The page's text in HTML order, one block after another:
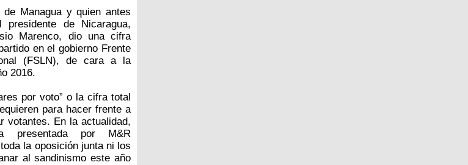
Managua y quien antes
de Nicaragua,
Marenco, dio una cifra
en el gobierno Frente
(FSLN), de cara a la
2016.
por voto” o la cifra total
para hacer frente a
votantes. En la actualidad,
presentada por M&R
la oposición junta ni los
al sandinismo este año